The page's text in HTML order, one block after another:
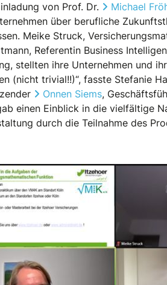
von Prof. Dr. Michael
über berufliche
Meike Struck,
Referentin Business
stellten ihre Unternehmen und
(nicht trivial!!)“, fasste Stefanie
Onnen Siems,
einen Einblick in die vielfältige
durch die Teilnahme des